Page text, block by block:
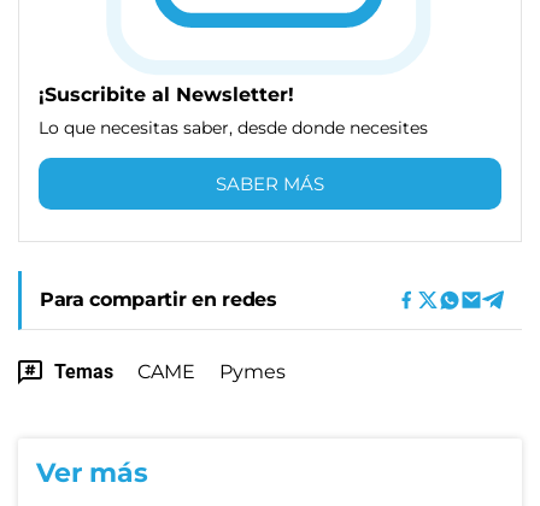
¡Suscribite al Newsletter!
Lo que necesitas saber, desde donde necesites
SABER MÁS
Para compartir en redes
Temas CAME Pymes
Ver más